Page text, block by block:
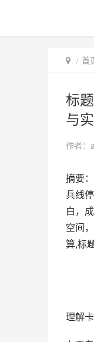
首
标
与
作者：
摘要
兵线
白，
空间
算,标
理解